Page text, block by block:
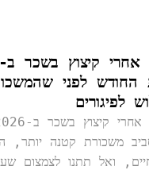
לפני
לפיגורים
משכורת קטנה יותר,
ואל תתנו לצמצום